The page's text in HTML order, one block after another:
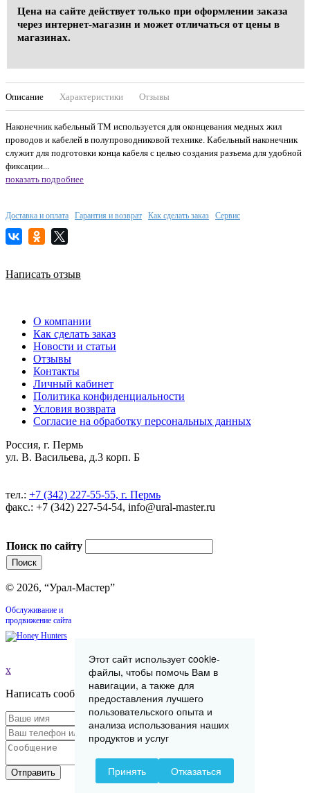
Цена на сайте действует только при оформлении заказа
через интернет-магазин и может отличаться от цены в
магазинах.
Описание Характеристики Отзывы
Наконечник кабельный ТМ используется для оконцевания медных жил
проводов и кабелей в полупроводниковой технике. Кабельный наконечник
служит для подготовки конца кабеля с целью создания разъема для удобной
фиксации...
показать подробнее
Доставка и оплата Гарантия и возврат Как сделать заказ Сервис
Написать отзыв
О компании
Как сделать заказ
Новости и статьи
Отзывы
Контакты
Личный кабинет
Политика конфиденциальности
Условия возврата
Согласие на обработку персональных данных
Россия, г. Пермь
ул. В. Васильева, д.3 корп. Б
тел.: +7 (342) 227-55-55, г. Пермь
факс.: +7 (342) 227-54-54, info@ural-master.ru
Поиск по сайту
© 2026, “Урал-Мастер”
Обслуживание и
продвижение сайта
x
Написать сообщение
Отправить
Этот сайт использует cookie-
файлы, чтобы помочь Вам в
навигации, а также для
предоставления лучшего
пользовательского опыта и
анализа использования наших
продуктов и услуг
Принять Отказаться